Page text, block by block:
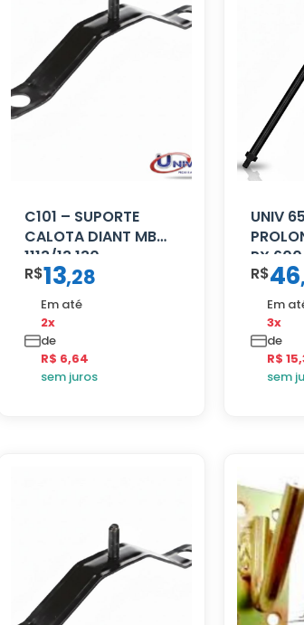
C101 – SUPORTE
CALOTA DIANT MB
1113/13.130
R$13,28
Em até
2x
de
R$ 6,64
sem juros
UNIV
PX 600
PRETA
R$46,
Em
3x
de
R$
sem